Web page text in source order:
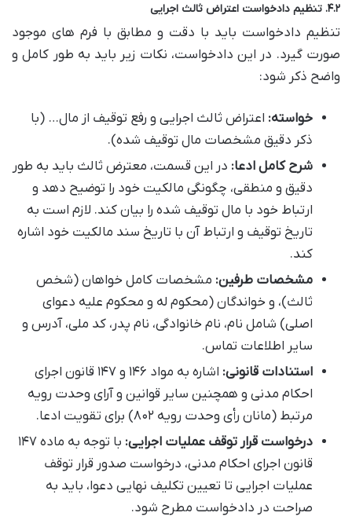
۴.۲. تنظیم دادخواست اعتراض ثالث اجرایی
تنظیم دادخواست باید با دقت و مطابق با فرم های موجود
صورت گیرد. در این دادخواست، نکات زیر باید به طور کامل و
واضح ذکر شود:
خواسته: اعتراض ثالث اجرایی و رفع توقیف از مال… (با
ذکر دقیق مشخصات مال توقیف شده).
شرح کامل ادعا: در این قسمت، معترض ثالث باید به طور
دقیق و منطقی، چگونگی مالکیت خود را توضیح دهد و
ارتباط خود با مال توقیف شده را بیان کند. لازم است به
تاریخ توقیف و ارتباط آن با تاریخ سند مالکیت خود اشاره
کند.
مشخصات طرفین: مشخصات کامل خواهان (شخص
ثالث)، و خواندگان (محکوم له و محکوم علیه دعوای
اصلی) شامل نام، نام خانوادگی، نام پدر، کد ملی، آدرس و
سایر اطلاعات تماس.
استنادات قانونی:
اشاره به مواد ۱۴۶ و ۱۴۷ قانون اجرای
احکام مدنی و همچنین سایر قوانین و آرای وحدت رویه
مرتبط (مانان رأی وحدت رویه ۸۰۲) برای تقویت ادعا.
درخواست قرار توقف عملیات اجرایی:
با توجه به ماده ۱۴۷
قانون اجرای احکام مدنی، درخواست صدور قرار توقف
عملیات اجرایی تا تعیین تکلیف نهایی دعوا، باید به
صراحت در دادخواست مطرح شود.